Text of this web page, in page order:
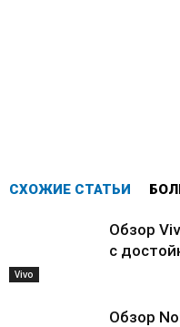
СХОЖИЕ СТАТЬИ
Vivo
Обзор
с
Обзор